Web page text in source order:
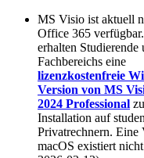
MS Visio ist aktuell
Office 365 verfügbar.
erhalten Studierende
Fachbereichs eine
lizenzkostenfreie
Version von MS
2024 Professional
Installation auf
Privatrechnern. Eine
macOS existiert